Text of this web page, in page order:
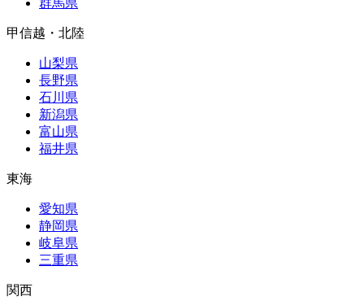
甲信越・北陸
山梨県
長野県
石川県
新潟県
富山県
福井県
東海
愛知県
静岡県
岐阜県
三重県
関西